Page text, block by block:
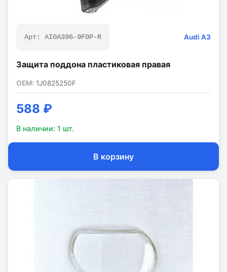
Арт: AI0A396-9F0P-R Audi A3
Защита поддона пластиковая правая
OEM: 1J0825250F
588 ₽
В наличии: 1 шт.
В корзину